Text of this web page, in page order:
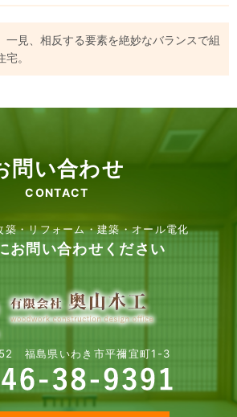
一見、相反する要素を絶妙なバランスで組
。
問い合わせ
CONTACT
築・リフォーム・建築・オール電化
お問い合わせください
福島県いわき市平禰宜町1-3